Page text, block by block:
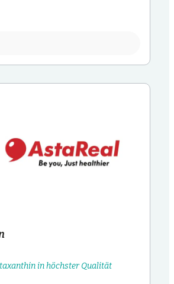
in höchster Qualität